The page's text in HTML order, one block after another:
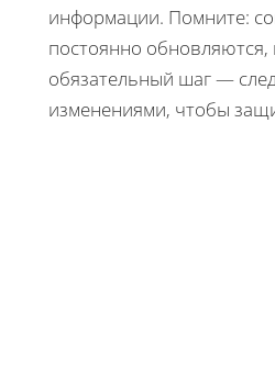
информации. Помните:
постоянно
обязательный шаг —
изменениями, чтобы